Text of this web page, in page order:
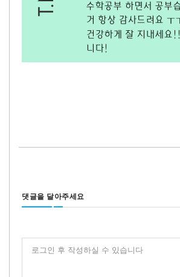
댓글을 달아주세요
로그인 후 작성하실 수 있습니다